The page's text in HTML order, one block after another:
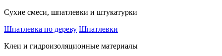
Сухие смеси, шпатлевки и штукатурки
Шпатлевка по дереву Шпатлевки
Клеи и гидроизоляционные материалы